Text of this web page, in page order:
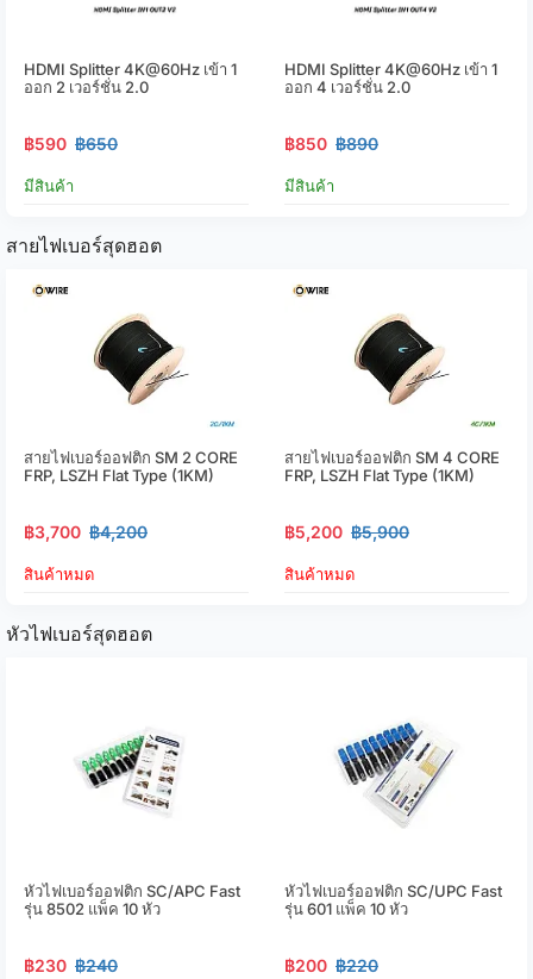
HDMI Splitter 4K@60Hz เข้า 1
ออก 2 เวอร์ชั่น 2.0
฿590 ฿650
มีสินค้า
HDMI Splitter 4K@60Hz เข้า 1
ออก 4 เวอร์ชั่น 2.0
฿850 ฿890
มีสินค้า
สายไฟเบอร์สุดฮอต
สายไฟเบอร์ออฟติก SM 2 CORE
FRP, LSZH Flat Type (1KM)
฿3,700 ฿4,200
สินค้าหมด
สายไฟเบอร์ออฟติก SM 4 CORE
FRP, LSZH Flat Type (1KM)
฿5,200 ฿5,900
สินค้าหมด
หัวไฟเบอร์สุดฮอต
หัวไฟเบอร์ออฟติก SC/APC Fast
รุ่น 8502 แพ็ค 10 หัว
฿230 ฿240
หัวไฟเบอร์ออฟติก SC/UPC Fast
รุ่น 601 แพ็ค 10 หัว
฿200 ฿220